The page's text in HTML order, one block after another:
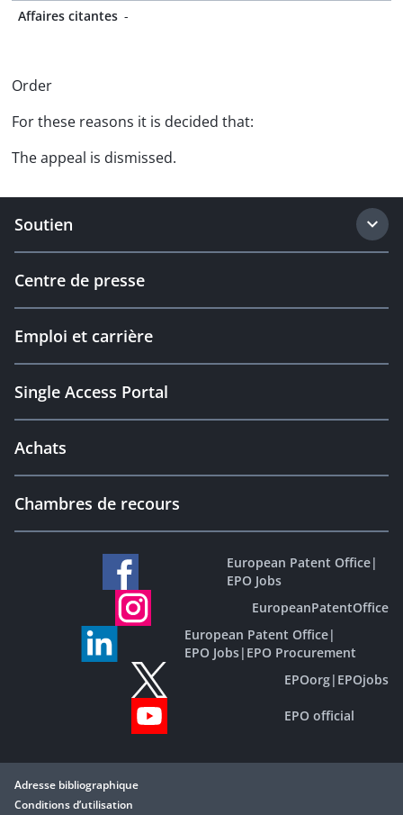
Affaires citantes -
Order
For these reasons it is decided that:
The appeal is dismissed.
Soutien
Centre de presse
Emploi et carrière
Single Access Portal
Achats
Chambres de recours
European Patent Office|
EPO Jobs
EuropeanPatentOffice
European Patent Office|
EPO Jobs| EPO Procurement
EPOorg| EPOjobs
EPO official
Adresse bibliographique
Conditions d’utilisation